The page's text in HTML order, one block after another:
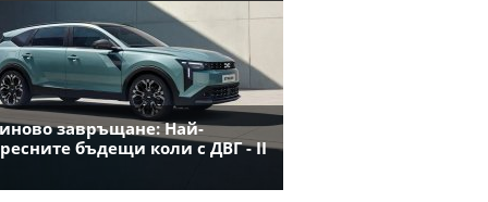
завръщане: Най-
бъдещи коли с ДВГ - II